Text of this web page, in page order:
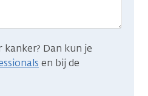
kanker? Dan kun je
en bij de